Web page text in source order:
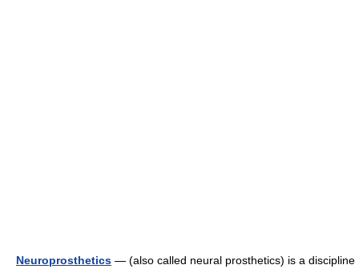
Neuroprosthetics — (also called neural prosthetics) is a discipline